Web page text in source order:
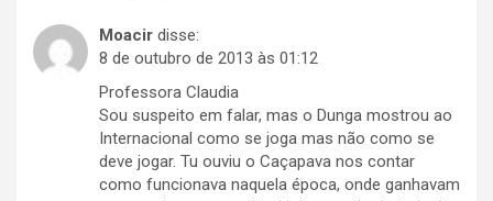
Moacir disse:
8 de outubro de 2013 às 01:12
Professora Claudia
Sou suspeito em falar, mas o Dunga mostrou ao
Internacional como se joga mas não como se
deve jogar. Tu ouviu o Caçapava nos contar
como funcionava naquela época, onde ganhavam